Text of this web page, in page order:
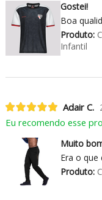
Gostei!
Boa
Produto:
Infantil
Adair C.
Eu recomendo esse
Muito
Era o que
Produto: